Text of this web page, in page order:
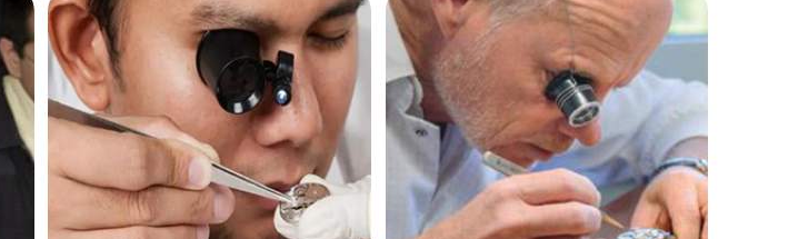
）
）
）
约）
约）
（需提前预约）